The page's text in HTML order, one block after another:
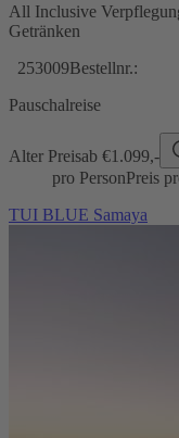
All Inclusive
Getränken
253009Bestellnr.:
Pauschalreise
Alter Preisab €1.099,-
pro PersonPreis
TUI BLUE Samaya